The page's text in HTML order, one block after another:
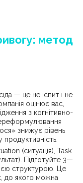
метод
— це не іспит і не
оцінює вас,
з когнітивно-
знижує рівень
(ситуація), Task
Підготуйте 3—
структурою. Це
до якого можна